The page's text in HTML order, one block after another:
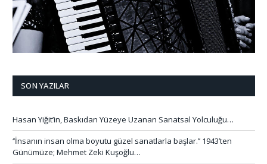
SON YAZILAR
Hasan Yiğit’in, Baskıdan Yüzeye Uzanan Sanatsal Yolculuğu…
‘’İnsanın insan olma boyutu güzel sanatlarla başlar.’’ 1943’ten
Günümüze; Mehmet Zeki Kuşoğlu…